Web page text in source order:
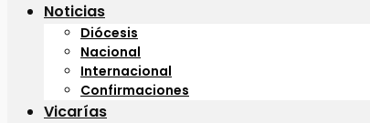
Noticias
Diócesis
Nacional
Internacional
Confirmaciones
Vicarías